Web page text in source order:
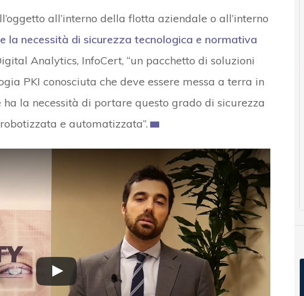
all’interno della flotta aziendale o all’interno
la necessità di sicurezza tecnologica e normativa
Analytics, InfoCert, “un pacchetto di soluzioni
PKI conosciuta che deve essere messa a terra in
la necessità di portare questo grado di sicurezza
e automatizzata”.